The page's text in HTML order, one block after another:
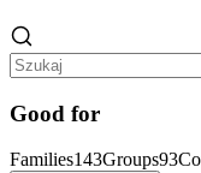
Good for
Families143Groups93